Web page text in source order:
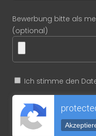
Bewerbung bitte als
(optional)
Ich stimme den